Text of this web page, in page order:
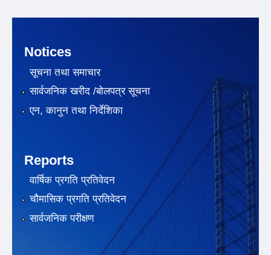
Notices
सूचना तथा समाचार
सार्वजनिक खरीद /बोलपत्र सूचना
एन, कानुन तथा निर्देशिका
Reports
वार्षिक प्रगति प्रतिवेदन
चौमासिक प्रगति प्रतिवेदन
सार्वजनिक परीक्षण